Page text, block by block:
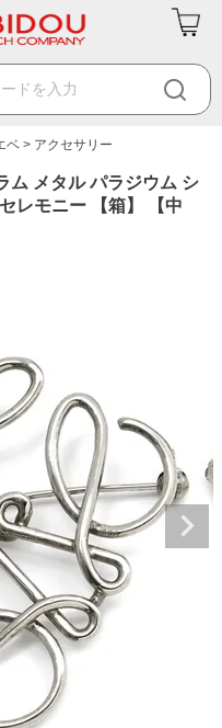
ベ アクセサリー
ム メタル パラジウム シ
レモニー 【箱】 【中